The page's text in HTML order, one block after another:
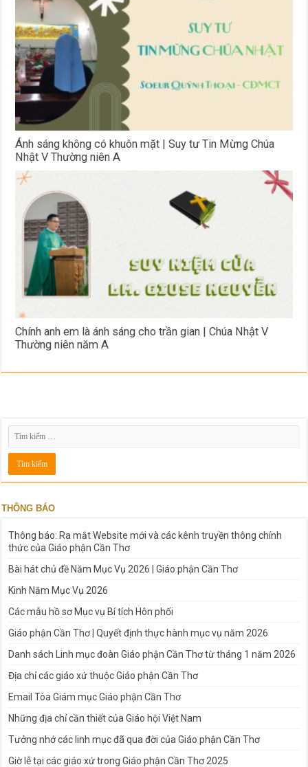
Ánh sáng không có khuôn mặt | Suy tư Tin Mừng Chúa
Nhật V Thường niên A
Chính anh em là ánh sáng cho trần gian | Chúa Nhật V
Thường niên năm A
THÔNG BÁO
Thông báo: Ra mắt Website mới và các kênh truyền thông chính
thức của Giáo phận Cần Thơ
Bài hát chủ đề Năm Mục Vụ 2026 | Giáo phận Cần Thơ
Kinh Năm Mục Vụ 2026
Các mẫu hồ sơ Mục vụ Bí tích Hôn phối
Giáo phận Cần Thơ | Quyết định thực hành mục vụ năm 2026
Danh sách Linh mục đoàn Giáo phận Cần Thơ từ tháng 1 năm 2026
Địa chỉ các giáo xứ thuộc Giáo phận Cần Thơ
Email Tòa Giám mục Giáo phận Cần Thơ
Những địa chỉ cần thiết của Giáo hội Việt Nam
Tưởng nhớ các linh mục đã qua đời của Giáo phận Cần Thơ
Giờ lễ tại các giáo xứ trong Giáo phận Cần Thơ 2025